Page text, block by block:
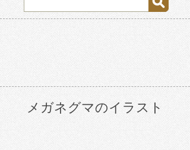
メガネグマのイラスト